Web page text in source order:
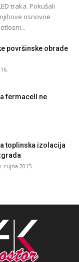
traka. Pokušali
osnovne
površinske obrade
fermacell ne
toplinska izolacija
rujna 2015.